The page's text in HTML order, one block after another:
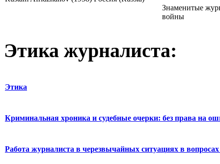
Знаменитые
войны
Этика журналиста:
Этика
Криминальная хроника и судебные очерки: без права на
Работа журналиста в черезвычайных ситуациях в вопросах